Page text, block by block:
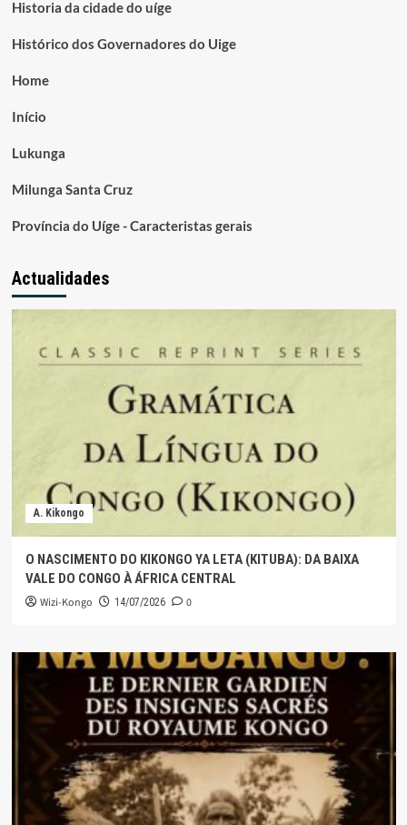
Historia da cidade do uíge
Histórico dos Governadores do Uige
Home
Início
Lukunga
Milunga Santa Cruz
Província do Uíge - Caracteristas gerais
Actualidades
A. Kikongo
O NASCIMENTO DO KIKONGO YA LETA (KITUBA): DA BAIXA
VALE DO CONGO À ÁFRICA CENTRAL
Wizi-Kongo 14/07/2026 0